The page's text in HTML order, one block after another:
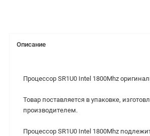
Описание
Процессор SR1U0 Intel 1800Mhz
Товар поставляется в упаковке,
производителем.
Процессор SR1U0 Intel 1800Mhz